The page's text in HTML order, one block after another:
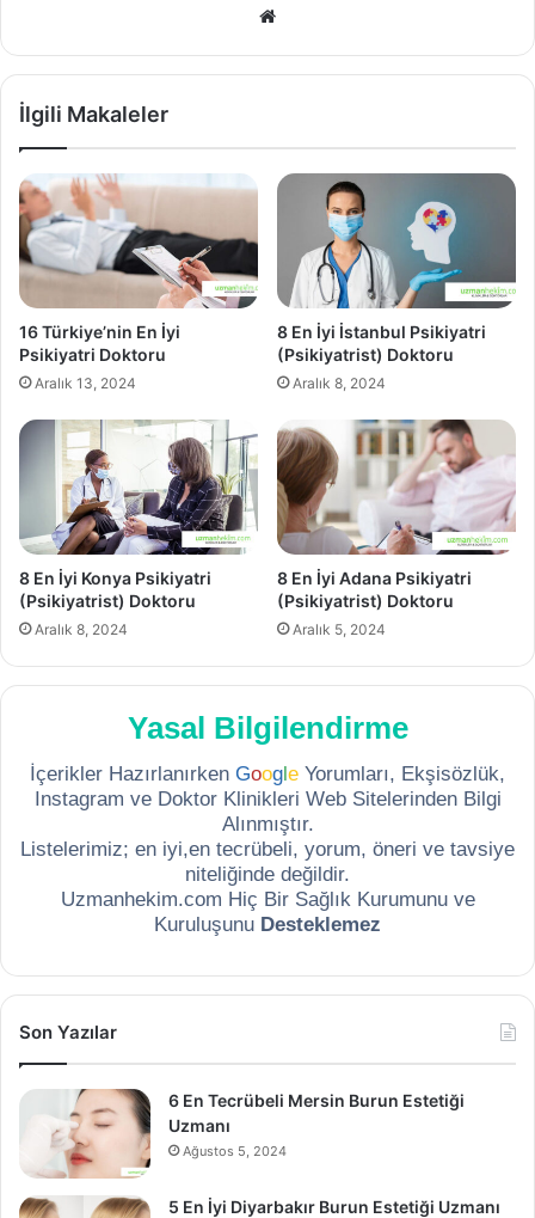
İlgili Makaleler
16 Türkiye’nin En İyi
Psikiyatri Doktoru
Aralık 13, 2024
8 En İyi İstanbul Psikiyatri
(Psikiyatrist) Doktoru
Aralık 8, 2024
8 En İyi Konya Psikiyatri
(Psikiyatrist) Doktoru
Aralık 8, 2024
8 En İyi Adana Psikiyatri
(Psikiyatrist) Doktoru
Aralık 5, 2024
Yasal Bilgilendirme
İçerikler Hazırlanırken Goog e Yorumları, Ekşisözlük,
Instagram ve Doktor Klinikleri Web Sitelerinden Bilgi
Alınmıştır.
Listelerimiz; en iyi,en tecrübeli, yorum, öneri ve tavsiye
niteliğinde değildir.
Uzmanhekim.com Hiç Bir Sağlık Kurumunu ve
Kuruluşunu Desteklemez
Son Yazılar
6 En Tecrübeli Mersin Burun Estetiği
Uzmanı
Ağustos 5, 2024
5 En İyi Diyarbakır Burun Estetiği Uzmanı